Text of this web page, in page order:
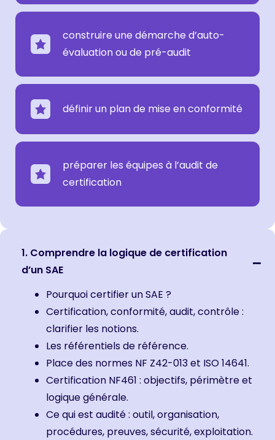
construire une démarche d’auto-
évaluation ou de pré-audit
définir un plan de mise en conformité
préparer les équipes à l’audit de
certification
1. Comprendre la logique de certification
d’un SAE
Pourquoi certifier un SAE ?
Certification, conformité, audit, contrôle :
clarifier les notions.
Les référentiels de référence.
Place des normes NF Z42-013 et ISO 14641.
Certification NF461 : objectifs, périmètre et
logique générale.
Ce qui est audité : outil, organisation,
procédures, preuves, sécurité, exploitation.